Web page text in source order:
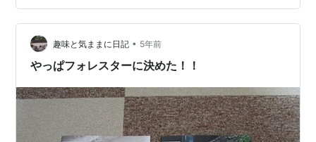
す・・・ 一本塗るのに３０分くらいかかる・・・あと３
本塗るのかと思ったら、ちょっとテンションが落ちまし
たｗ とりあえず塗っていきます ３本終わって精神的にヘ
ロヘ…
趣味と気ままに日記 • 5年前
やっぱフォレスターに決めた！！